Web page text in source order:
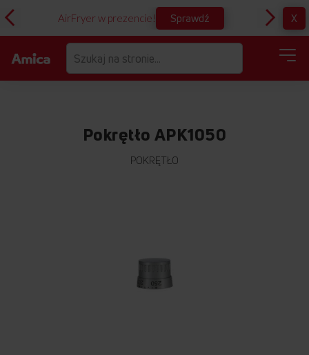
AirFryer w prezencie! Sprawdź X
Pokrętło APK1050
POKRĘTŁO